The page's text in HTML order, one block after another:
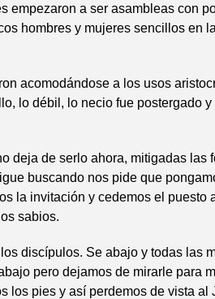
empezaron a ser asambleas con
hombres y mujeres sencillos en
acomodándose a los usos
lo débil, lo necio fue postergado
deja de serlo ahora, mitigadas las
buscando nos pide que
la invitación y cedemos el puesto
sabios.
discípulos. Se abajo y todas las
pero dejamos de mirarle para
los pies y así perdemos de vista al